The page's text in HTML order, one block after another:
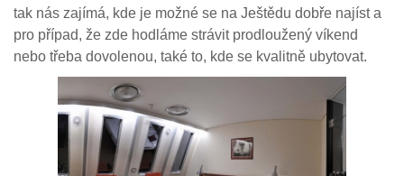
tak nás zajímá, kde je možné se na Ještědu dobře najíst a
pro případ, že zde hodláme strávit prodloužený víkend
nebo třeba dovolenou, také to, kde se kvalitně ubytovat.